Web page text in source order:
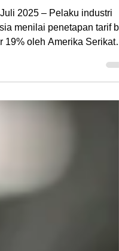
Tarif Trump
menilai penetapan tarif
19% oleh Amerika Serikat